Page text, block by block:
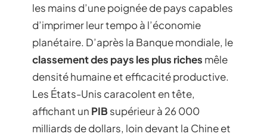
les mains d’une poignée de pays capables
d’imprimer leur tempo à l’économie
planétaire. D’après la Banque mondiale, le
classement des pays les plus riches mêle
densité humaine et efficacité productive.
Les États-Unis caracolent en tête,
affichant un PIB supérieur à 26 000
milliards de dollars, loin devant la Chine et